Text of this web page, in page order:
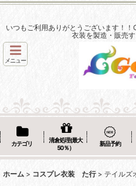
いつもご利用ありがとうございます！
衣装を製造・販売す
メニュー
カテゴリ
清倉処理(最大
50％）
新品予約
ホーム > コスプレ衣装 た行 > テイルズ